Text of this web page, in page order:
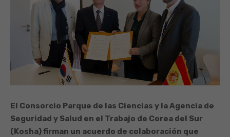
El Consorcio Parque de las Ciencias y la Agencia de
Seguridad y Salud en el Trabajo de Corea del Sur
(Kosha) firman un acuerdo de colaboración que